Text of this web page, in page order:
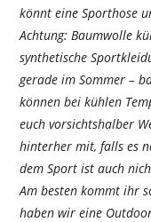
könnt eine Sporthose
Achtung: Baumwolle
synthetische
gerade im Sommer –
können bei kühlen
euch vorsichtshalber
hinterher mit, falls es
dem Sport ist auch
Am besten kommt ihr
haben wir eine